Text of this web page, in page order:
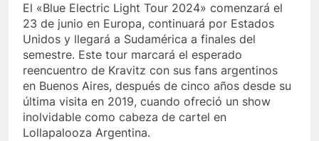
El «Blue Electric Light Tour 2024» comenzará el
23 de junio en Europa, continuará por Estados
Unidos y llegará a Sudamérica a finales del
semestre. Este tour marcará el esperado
reencuentro de Kravitz con sus fans argentinos
en Buenos Aires, después de cinco años desde su
última visita en 2019, cuando ofreció un show
inolvidable como cabeza de cartel en
Lollapalooza Argentina.